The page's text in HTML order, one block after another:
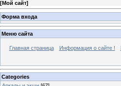
[Мой сайт]
Форма входа
Меню сайта
Главная страница Информация о сайте !
Categories